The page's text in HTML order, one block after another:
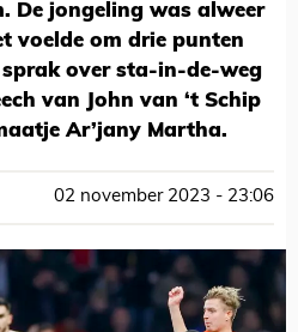
De jongeling was alweer
voelde om drie punten
sprak over sta-in-de-weg
van John van ‘t Schip
Ar’jany Martha.
02 november 2023 - 23:06